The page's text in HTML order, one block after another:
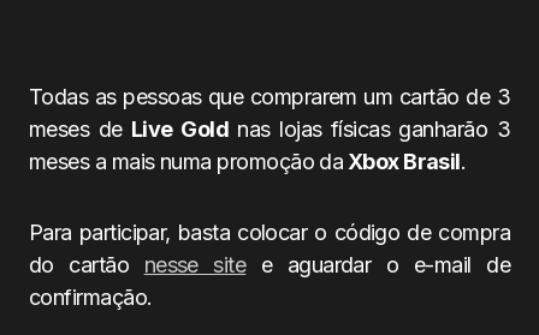
Todas as pessoas que comprarem um cartão de 3
meses de Live Gold nas lojas físicas ganharão 3
meses a mais numa promoção da Xbox Brasil.
Para participar, basta colocar o código de compra
do cartão nesse sitee aguardar o e-mail de
confirmação.